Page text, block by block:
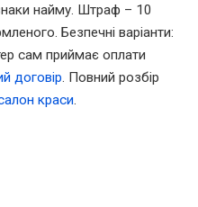
найму. Штраф – 10
Безпечні варіанти:
сам приймає оплати
договір. Повний розбір
краси.